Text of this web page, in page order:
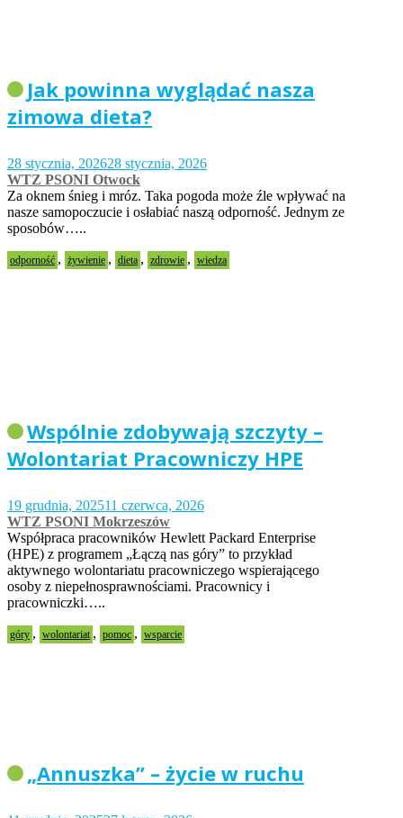
Jak powinna wyglądać nasza
zimowa dieta?
28 stycznia, 202628 stycznia, 2026
WTZ PSONI Otwock
Za oknem śnieg i mróz. Taka pogoda może źle wpływać na
nasze samopoczucie i osłabiać naszą odporność. Jednym ze
sposobów…..
odporność , żywienie , dieta , zdrowie , wiedza
Wspólnie zdobywają szczyty –
Wolontariat Pracowniczy HPE
19 grudnia, 202511 czerwca, 2026
WTZ PSONI Mokrzeszów
Współpraca pracowników Hewlett Packard Enterprise
(HPE) z programem „Łączą nas góry” to przykład
aktywnego wolontariatu pracowniczego wspierającego
osoby z niepełnosprawnościami. Pracownicy i
pracowniczki…..
góry , wolontariat , pomoc , wsparcie
„Annuszka” – życie w ruchu